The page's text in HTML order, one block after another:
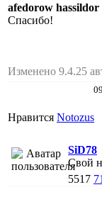
afedorow hassildor
Спасибо!
Изменено 9.4.25
Нравится Notozus
SiD78
Свой
5517